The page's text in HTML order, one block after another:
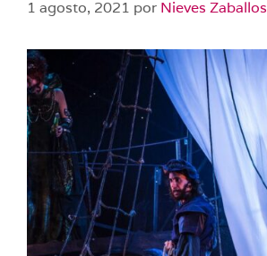
1 agosto, 2021 por Nieves Zaballos